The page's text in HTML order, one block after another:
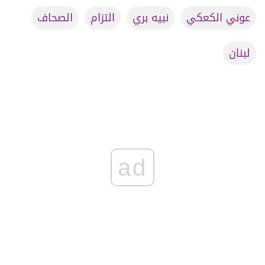
عوني الكعكي نبيه بري التزام
الصحاف
لبنان
ad